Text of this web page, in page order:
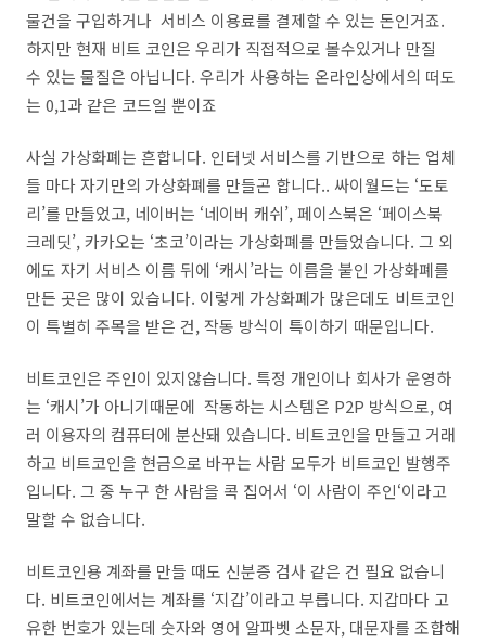
물건을 구입하거나 서비스 이용료를 결제할 수 있는 돈인거죠.
하지만 현재 비트 코인은 우리가 직접적으로 볼수있거나 만질
수 있는 물질은 아닙니다. 우리가 사용하는 온라인상에서의 떠도
는 0,1과 같은 코드일 뿐이죠
사실 가상화폐는 흔합니다. 인터넷 서비스를 기반으로 하는 업체
들 마다 자기만의 가상화폐를 만들곤 합니다.. 싸이월드는 ‘도토
리’를 만들었고, 네이버는 ‘네이버 캐쉬’, 페이스북은 ‘페이스북
크레딧’, 카카오는 ‘초코’이라는 가상화폐를 만들었습니다. 그 외
에도 자기 서비스 이름 뒤에 ‘캐시’라는 이름을 붙인 가상화폐를
만든 곳은 많이 있습니다. 이렇게 가상화폐가 많은데도 비트코인
이 특별히 주목을 받은 건, 작동 방식이 특이하기 때문입니다.
비트코인은 주인이 있지않습니다. 특정 개인이나 회사가 운영하
는 ‘캐시’가 아니기때문에 작동하는 시스템은 P2P 방식으로, 여
러 이용자의 컴퓨터에 분산돼 있습니다. 비트코인을 만들고 거래
하고 비트코인을 현금으로 바꾸는 사람 모두가 비트코인 발행주
입니다. 그 중 누구 한 사람을 콕 집어서 ‘이 사람이 주인‘이라고
말할 수 없습니다.
비트코인용 계좌를 만들 때도 신분증 검사 같은 건 필요 없습니
다. 비트코인에서는 계좌를 ‘지갑’이라고 부릅니다. 지갑마다 고
유한 번호가 있는데 숫자와 영어 알파벳 소문자, 대문자를 조합해